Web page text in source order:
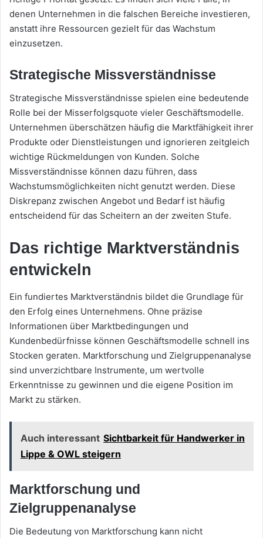
denen Unternehmen in die falschen Bereiche investieren,
anstatt ihre Ressourcen gezielt für das Wachstum
einzusetzen.
Strategische Missverständnisse
Strategische Missverständnisse spielen eine bedeutende
Rolle bei der Misserfolgsquote vieler Geschäftsmodelle.
Unternehmen überschätzen häufig die Marktfähigkeit ihrer
Produkte oder Dienstleistungen und ignorieren zeitgleich
wichtige Rückmeldungen von Kunden. Solche
Missverständnisse können dazu führen, dass
Wachstumsmöglichkeiten nicht genutzt werden. Diese
Diskrepanz zwischen Angebot und Bedarf ist häufig
entscheidend für das Scheitern an der zweiten Stufe.
Das richtige Marktverständnis
entwickeln
Ein fundiertes Marktverständnis bildet die Grundlage für
den Erfolg eines Unternehmens. Ohne präzise
Informationen über Marktbedingungen und
Kundenbedürfnisse können Geschäftsmodelle schnell ins
Stocken geraten. Marktforschung und Zielgruppenanalyse
sind unverzichtbare Instrumente, um wertvolle
Erkenntnisse zu gewinnen und die eigene Position im
Markt zu stärken.
Auch interessant Sichtbarkeit für Handwerker in
Lippe & OWL steigern
Marktforschung und
Zielgruppenanalyse
Die Bedeutung von Marktforschung kann nicht